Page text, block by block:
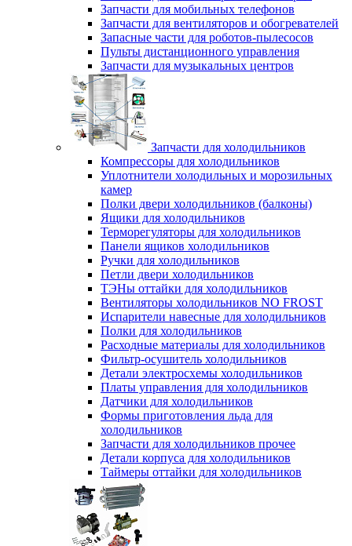
Запчасти для мобильных телефонов
Запчасти для вентиляторов и обогревателей
Запасные части для роботов-пылесосов
Пульты дистанционного управления
Запчасти для музыкальных центров
Запчасти для холодильников
Компрессоры для холодильников
Уплотнители холодильных и морозильных
камер
Полки двери холодильников (балконы)
Ящики для холодильников
Терморегуляторы для холодильников
Панели ящиков холодильников
Ручки для холодильников
Петли двери холодильников
ТЭНы оттайки для холодильников
Вентиляторы холодильников NO FROST
Испарители навесные для холодильников
Полки для холодильников
Расходные материалы для холодильников
Фильтр-осушитель холодильников
Детали электросхемы холодильников
Платы управления для холодильников
Датчики для холодильников
Формы приготовления льда для
холодильников
Запчасти для холодильников прочее
Детали корпуса для холодильников
Таймеры оттайки для холодильников